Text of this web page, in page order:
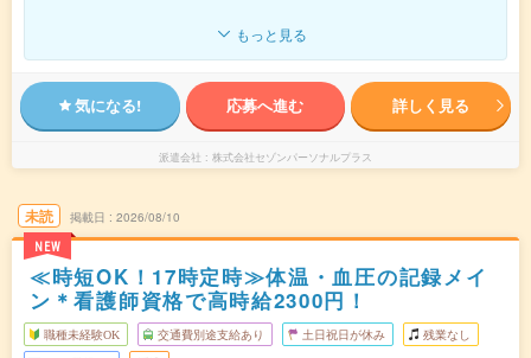
もっと見る
気になる! 応募へ進む 詳しく見る
派遣会社 株式会社セゾンパーソナルプラス
未読
NEW
掲載日 2026/08/10
≪時短OK！17時定時≫体温・血圧の記録メイ
ン＊看護師資格で高時給2300円！
職種未経験OK 交通費別途支給あり 土日祝日が休み 残業なし